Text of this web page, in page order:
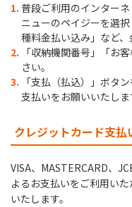
普段ご利用のインター
ニューのペイジーを選
種料金払い込み」など、
「収納機関番号」「お
さい。
「支払（払込）」ボタ
支払いをお願いいたしま
クレジットカード支払
VISA、MASTERCARD、
よるお支払いをご利用い
いたします。